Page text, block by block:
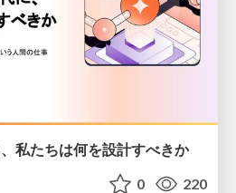
私たちは何を設計すべきか
0 220